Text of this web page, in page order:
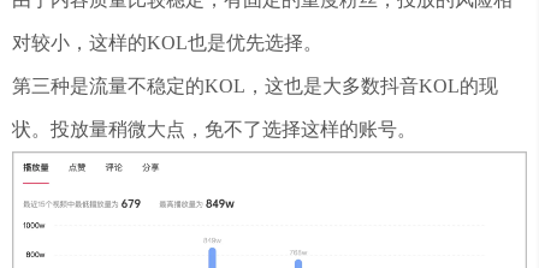
对较小，这样的KOL也是优先选择。
第三种是流量不稳定的KOL，这也是大多数抖音KOL的现
状。投放量稍微大点，免不了选择这样的账号。